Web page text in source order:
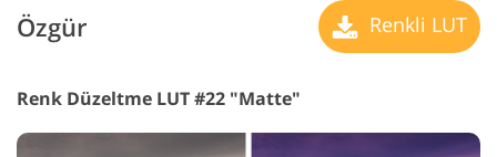
Özgür Renkli LUT
Renk Düzeltme LUT #22 "Matte"